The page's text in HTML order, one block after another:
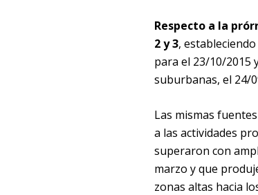
Respecto a la
2 y 3,
para el 23/10/2015
suburbanas, el 24/
Las mismas
a las actividades
superaron con
marzo y que
zonas altas hacia